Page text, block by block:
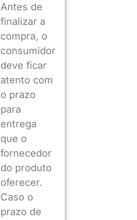
Antes de
finalizar a
compra, o
consumidor
deve ficar
atento com
o prazo
para
entrega
que o
fornecedor
do produto
oferecer.
Caso o
prazo de